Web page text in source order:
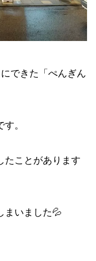
できた「ぺんぎん
。
たことがあります
まいました💦